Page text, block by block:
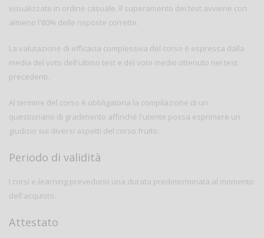
visualizzate in ordine casuale. Il superamento dei test avviene con
almeno l'80% delle risposte corrette.
La valutazione di efficacia complessiva del corso è espressa dalla
media del voto dell'ultimo test e del voto medio ottenuto nei test
precedenti.
Al termine del corso è obbligatoria la compilazione di un
questionario di gradimento affinché l'utente possa esprimere un
giudizio sui diversi aspetti del corso fruito.
Periodo di validità
I corsi e-learning prevedono una durata predeterminata al momento
dell'acquisto.
Attestato